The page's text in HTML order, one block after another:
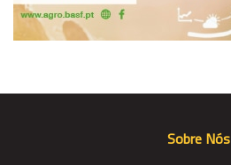
Sobre Nós